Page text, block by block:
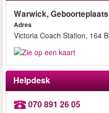
Warwick,
Adres
Victoria Coach Station, 164
Helpdesk
070 891 26 05